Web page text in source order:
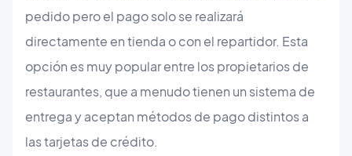
pedido pero el pago solo se realizará
directamente en tienda o con el repartidor. Esta
opción es muy popular entre los propietarios de
restaurantes, que a menudo tienen un sistema de
entrega y aceptan métodos de pago distintos a
las tarjetas de crédito.​